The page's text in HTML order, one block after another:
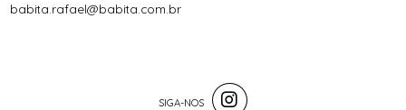
babita.rafael@babita.com.br